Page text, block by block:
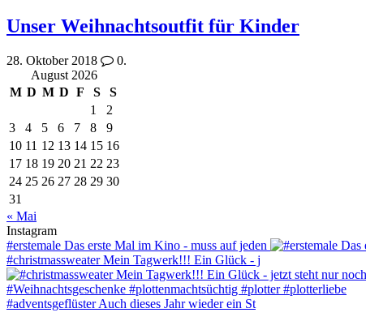
Unser Weihnachtsoutfit für Kinder
28. Oktober 2018
0.
August 2026
M D M D F S
S
1
2
3
4 5 6 7 8
9
10 11 12 13 14 15 16
17 18 19 20 21 22 23
24 25 26 27 28 29 30
31
« Mai
Instagram
#erstemale Das erste Mal im Kino - muss auf jeden
#christmassweater Mein Tagwerk!!! Ein Glück - j
#adventsgeflüster Auch dieses Jahr wieder ein St